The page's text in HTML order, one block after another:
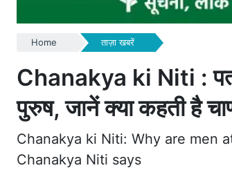
Home ताज़ा खबरें
Chanakya ki Niti :
पुरुष, जानें क्या कहती है
Chanakya ki Niti: Why are men
Chanakya Niti says